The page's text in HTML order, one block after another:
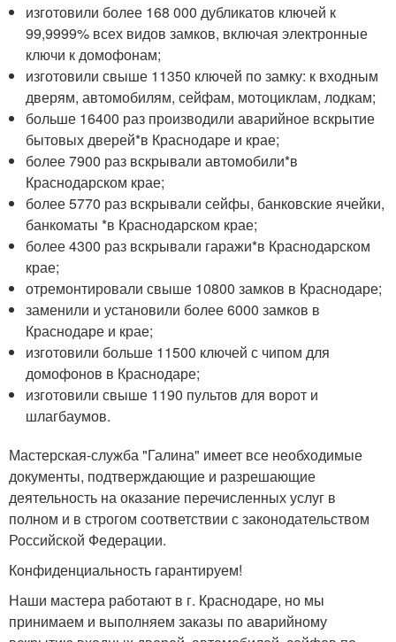
изготовили более 168 000 дубликатов ключей к
99,9999% всех видов замков, включая электронные
ключи к домофонам;
изготовили свыше 11350 ключей по замку: к входным
дверям, автомобилям, сейфам, мотоциклам, лодкам;
больше 16400 раз производили аварийное вскрытие
бытовых дверей*в Краснодаре и крае;
более 7900 раз вскрывали автомобили*в
Краснодарском крае;
более 5770 раз вскрывали сейфы, банковские ячейки,
банкоматы*в Краснодарском крае;
более 4300 раз вскрывали гаражи*в Краснодарском
крае;
отремонтировали свыше 10800 замков в Краснодаре;
заменили и установили более 6000 замков в
Краснодаре и крае;
изготовили больше 11500 ключей с чипом для
домофонов в Краснодаре;
изготовили свыше 1190 пультов для ворот и
шлагбаумов.
Мастерская-служба "Галина" имеет все необходимые
документы, подтверждающие и разрешающие
деятельность на оказание перечисленных услуг в
полном и в строгом соответствии с законодательством
Российской Федерации.
Конфиденциальность гарантируем!
Наши мастера работают в г. Краснодаре, но мы
принимаем и выполняем заказы по аварийному